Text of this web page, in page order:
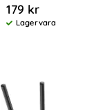
179 kr
Tillgänglighet:
Lagervara
Cudy Wi-Fi